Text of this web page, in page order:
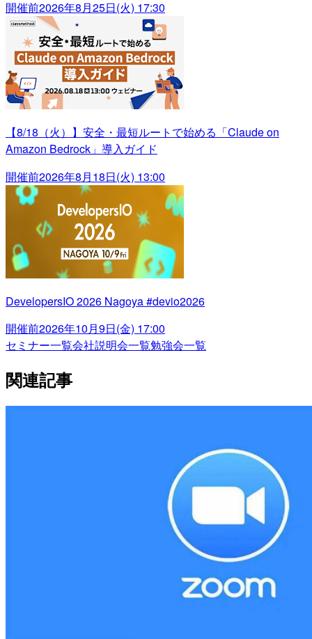
開催前2026年8月25日(火) 17:30
【8/18（火）】安全・最短ルートで始める「Claude on
Amazon Bedrock」導入ガイド
開催前2026年8月18日(火) 13:00
DevelopersIO 2026 Nagoya #devio2026
開催前2026年10月9日(金) 17:00
セミナー一覧会社説明会一覧勉強会一覧
関連記事